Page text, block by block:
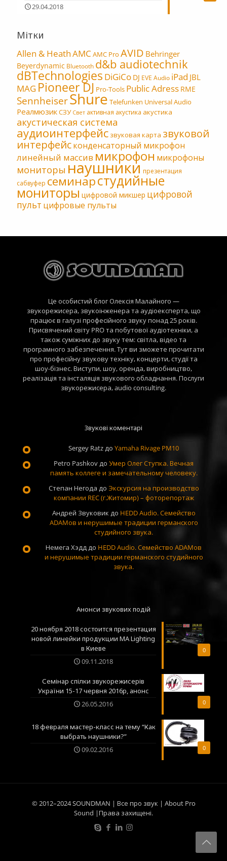
29.04.2018
Мітки
Allen & HeathAMC AMC Pro AVID Behringer
Beyerdynamic Bluetooth d&b audiotechnik
dBTechnologies DiGiCo DJ EVE Audio iPad JBL
MAG Pioneer DJ Pro-Tools Public Adress RME
SennheiserShure Telefunken Universal Audio
РеалмюзикСЗУ Свет активная акустика акустика
акустическая система
аудиоинтерфейс звуковая карта звуковой
интерфейсконденсаторный микрофон
линейный массив микрофон микрофоны
мониторы наушники презентация
сабвуфер семинарстудийные
мониторы цифровой микшер цифровой
пульт цифровые пульты
Це особистий блог Олексія Малайного —
звукорежисера, звукоінженера та аудіоексперта, що
працює в галузі професійного звуку понад 25 років.
Присвячений світу PRO та побутової аудіотехніки, а
також суміжних до звуку тем: світла, відео та
програмного забезпечення. Тут ви зможете прочитати
про професійну звукову техніку, концерти, студії та
шоу-бізнес. Виступи, шоу, оренда, виробництво,
реалізація та інсталяція звукового обладнання. Послуги
звукорежисера, audio consulting.
Звукові коментарі
Sergey Ratzдо Yamaha Rivage PM10
Petro Pashkovдо Умер Олег Ступка. Вечная
память коллеге и замечательному человеку.
Степан Негода до Экскурсия на производство
компании REC (г.Житомир) – фоторепортаж
Андрей Звуковик до HEDD Audio. Семейство
ADAMов и нерушимые традиции германского
студийного звука.
Немега Хэдддо HEDD Audio. Семейство ADAMов
и нерушимые традиции германского студийного
звука.
Анонси звукових подій
0
20 ноября 2018 состоится презентация
новой линейки продукции MA Lighting
в Киеве
09.11.2018
0
Семінар спілки звукорежисерів
України 15-17 червня 2016р, анонс
26.05.2016
0
18 февраля мастер-класс на тему “Как
выбрать наушники?”
09.02.2016
© 2012–2024 SOUNDMAN | Все про звук | About Pro
Sound |Права захищені.